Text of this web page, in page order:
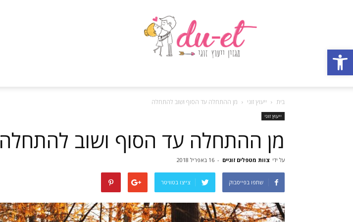
פתח סרגל נגישות
ייעוץ
בית ייעוץ זוגי מן ההתחלה עד הסוף ושוב להתחלה
ייעוץ זוגי
מן ההתחלה עד הסוף ושוב להתחלה
על ידי צוות מטפלים זוגיים - 16 באפריל 2018
שתפו בפייסבוק צייצו בטוויטר